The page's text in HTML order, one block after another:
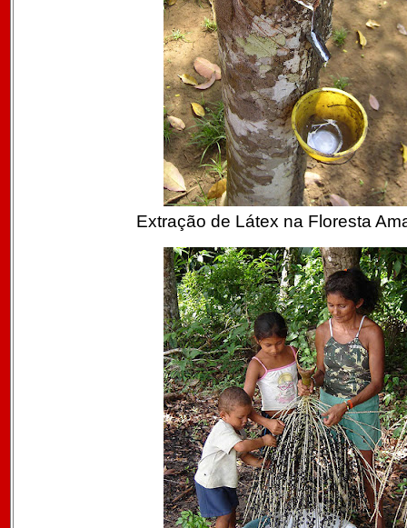
Extração de Látex na Floresta